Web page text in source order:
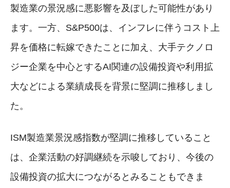
製造業の景況感に悪影響を及ぼした可能性があり
ます。一方、S&P500は、インフレに伴うコスト上
昇を価格に転嫁できたことに加え、大手テクノロ
ジー企業を中心とするAI関連の設備投資や利用拡
大などによる業績成長を背景に堅調に推移しまし
た。
ISM製造業景況感指数が堅調に推移していること
は、企業活動の好調継続を示唆しており、今後の
設備投資の拡大につながるとみることもできま